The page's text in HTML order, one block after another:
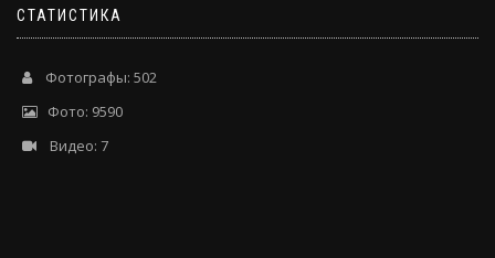
СТАТИСТИКА
Фотографы: 502
Фото: 9590
Видео: 7